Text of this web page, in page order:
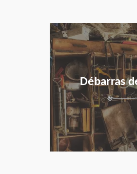
Débarras
en